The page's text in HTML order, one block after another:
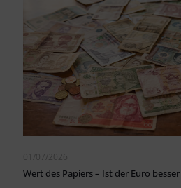
01/07/2026
Wert des Papiers – Ist der Euro